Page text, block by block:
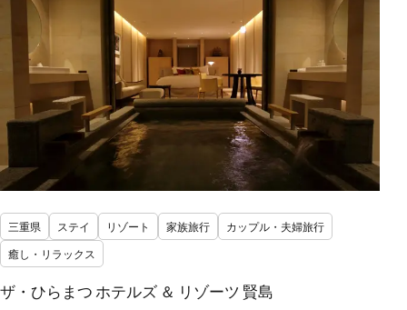
三重県 ステイ リゾート 家族旅行
カップル・夫婦旅行
癒し・リラックス
ザ・ひらまつ ホテルズ ＆ リゾーツ 賢島